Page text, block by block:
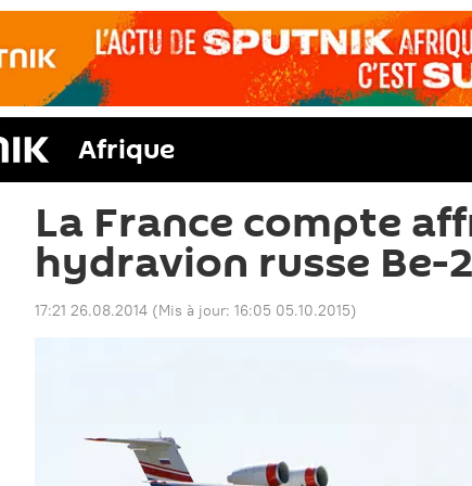
Afrique
La France compte
hydravion russe Be-
17:21 26.08.2014 (Mis à jour: 16:05 05.10.2015)